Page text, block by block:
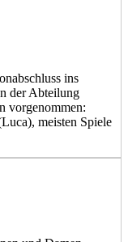
ins
der Abteilung
vorgenommen:
meisten Spiele